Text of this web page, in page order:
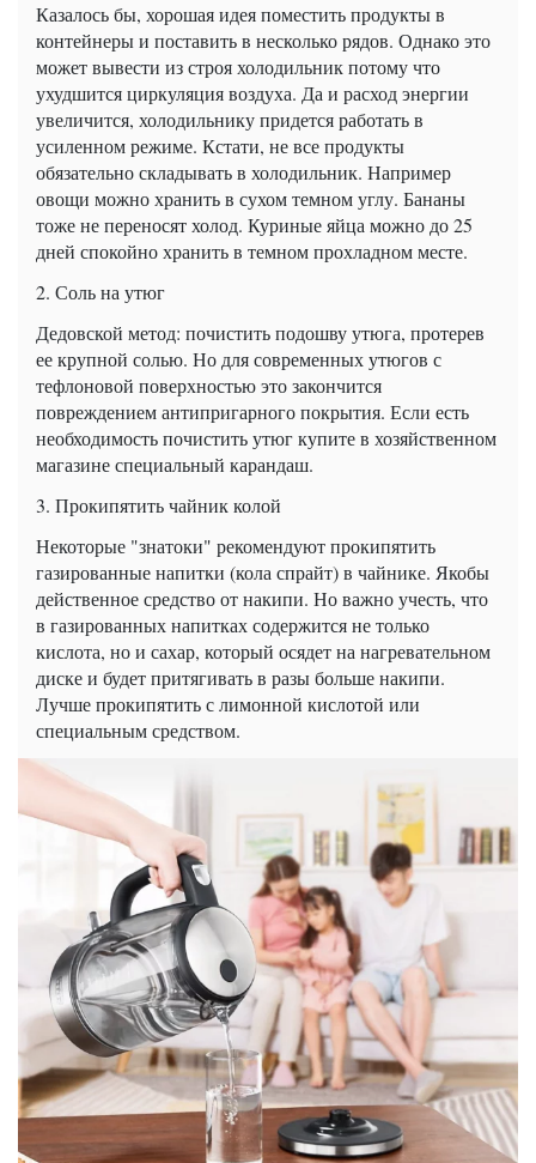
Казалось бы, хорошая идея поместить продукты в
контейнеры и поставить в несколько рядов. Однако это
может вывести из строя холодильник потому что
ухудшится циркуляция воздуха. Да и расход энергии
увеличится, холодильнику придется работать в
усиленном режиме. Кстати, не все продукты
обязательно складывать в холодильник. Например
овощи можно хранить в сухом темном углу. Бананы
тоже не переносят холод. Куриные яйца можно до 25
дней спокойно хранить в темном прохладном месте.
2. Соль на утюг
Дедовской метод: почистить подошву утюга, протерев
ее крупной солью. Но для современных утюгов с
тефлоновой поверхностью это закончится
повреждением антипригарного покрытия. Если есть
необходимость почистить утюг купите в хозяйственном
магазине специальный карандаш.
3. Прокипятить чайник колой
Некоторые "знатоки" рекомендуют прокипятить
газированные напитки (кола спрайт) в чайнике. Якобы
действенное средство от накипи. Но важно учесть, что
в газированных напитках содержится не только
кислота, но и сахар, который осядет на нагревательном
диске и будет притягивать в разы больше накипи.
Лучше прокипятить с лимонной кислотой или
специальным средством.